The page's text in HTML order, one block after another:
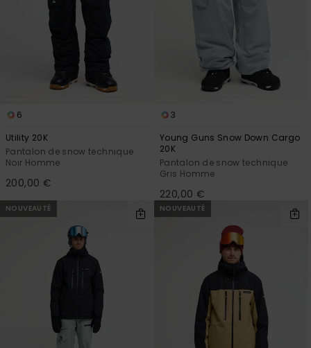
6
Utility 20K
Pantalon de snow technique
Noir Homme
200,00 €
3
Young Guns Snow Down Cargo
20K
Pantalon de snow technique
Gris Homme
220,00 €
NOUVEAUTÉ NOUVEAUTÉ